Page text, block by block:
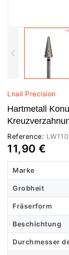
Lnail Precision
Hartmetall
Reference:
11,90 €
Marke
Grobheit
Fräserform
Beschichtung
Durchmesser